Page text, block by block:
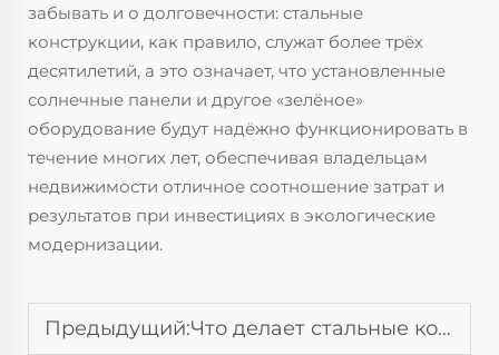
забывать и о долговечности: стальные
конструкции, как правило, служат более трёх
десятилетий, а это означает, что установленные
солнечные панели и другое «зелёное»
оборудование будут надёжно функционировать в
течение многих лет, обеспечивая владельцам
недвижимости отличное соотношение затрат и
результатов при инвестициях в экологические
модернизации.
Предыдущий:Что делает стальные конструкции устойчивым решением для глобального строительства